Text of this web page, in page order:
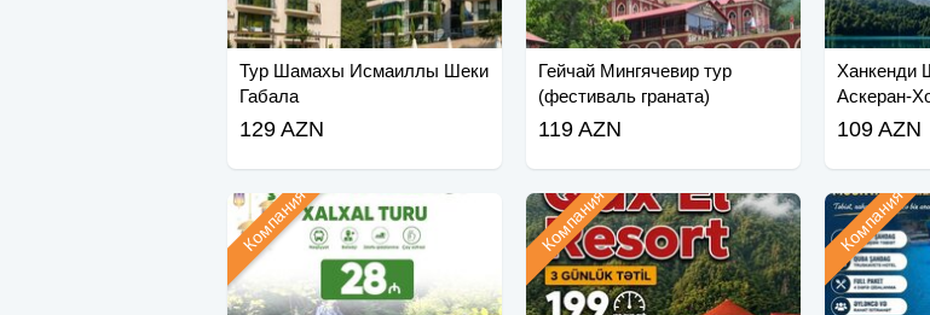
Тур Шамахы Исмаиллы Шеки
Габала
129 AZN
Гейчай Мингячевир тур
(фестиваль граната)
119 AZN
Ханкенди
Аскеран-
Тур
109 AZN
Компания Компания Компания